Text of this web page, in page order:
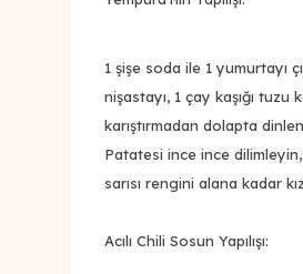
1 şişe soda ile 1 yumurtayı
nişastayı, 1 çay kaşığı tuzu
karıştırmadan dolapta
Patatesi ince ince dilimleyin,
sarısı rengini alana kadar
Acılı Chili Sosun Yapılışı: